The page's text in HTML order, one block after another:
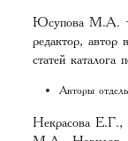
Юсупова М.А. –
редактор,
статей
Авторы
Некрасова